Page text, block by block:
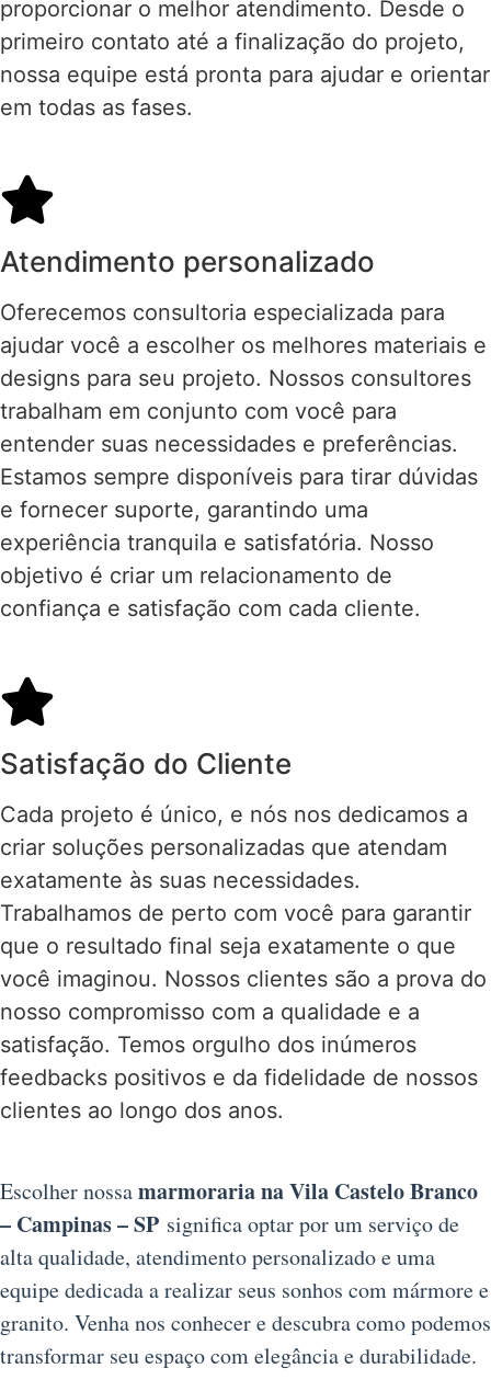
proporcionar o melhor atendimento. Desde o
primeiro contato até a finalização do projeto,
nossa equipe está pronta para ajudar e orientar
em todas as fases.
Atendimento personalizado
Oferecemos consultoria especializada para
ajudar você a escolher os melhores materiais e
designs para seu projeto. Nossos consultores
trabalham em conjunto com você para
entender suas necessidades e preferências.
Estamos sempre disponíveis para tirar dúvidas
e fornecer suporte, garantindo uma
experiência tranquila e satisfatória. Nosso
objetivo é criar um relacionamento de
confiança e satisfação com cada cliente.
Satisfação do Cliente
Cada projeto é único, e nós nos dedicamos a
criar soluções personalizadas que atendam
exatamente às suas necessidades.
Trabalhamos de perto com você para garantir
que o resultado final seja exatamente o que
você imaginou. Nossos clientes são a prova do
nosso compromisso com a qualidade e a
satisfação. Temos orgulho dos inúmeros
feedbacks positivos e da fidelidade de nossos
clientes ao longo dos anos.
Escolher nossamarmoraria na Vila Castelo Branco
– Campinas – SP significa optar por um serviço de
alta qualidade, atendimento personalizado e uma
equipe dedicada a realizar seus sonhos com mármore e
granito. Venha nos conhecer e descubra como podemos
transformar seu espaço com elegância e durabilidade.